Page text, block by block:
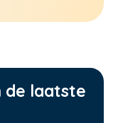
de laatste